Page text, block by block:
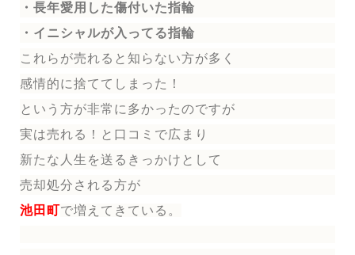
・長年愛用した傷付いた指輪
・イニシャルが入ってる指輪
これらが売れると知らない方が多く
感情的に捨ててしまった！
という方が非常に多かったのですが
実は売れる！と口コミで広まり
新たな人生を送る きっかけとして
売却処分される方が
池田町で増えてきている。